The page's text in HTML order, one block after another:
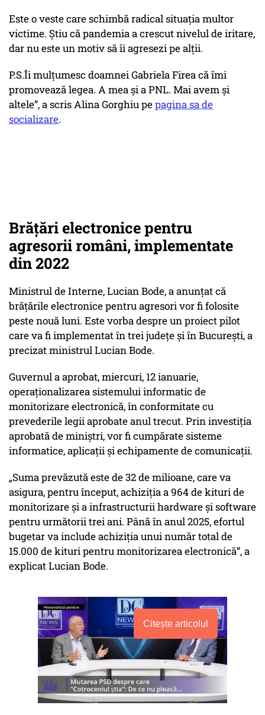
Este o veste care schimbă radical situația multor
victime. Știu că pandemia a crescut nivelul de iritare,
dar nu este un motiv să îi agresezi pe alții.
P.S.Îi mulțumesc doamnei Gabriela Firea că îmi
promovează legea. A mea și a PNL. Mai avem și
altele”, a scris Alina Gorghiu pepagina sa de
socializare.
Brățări electronice pentru
agresorii români, implementate
din 2022
Ministrul de Interne, Lucian Bode, a anunțat că
brățările electronice pentru agresori vor fi folosite
peste nouă luni. Este vorba despre un proiect pilot
care va fi implementat în trei județe și în București, a
precizat ministrul Lucian Bode.
Guvernul a aprobat, miercuri, 12 ianuarie,
operaționalizarea sistemului informatic de
monitorizare electronică, în conformitate cu
prevederile legii aprobate anul trecut. Prin investiția
aprobată de miniștri, vor fi cumpărate sisteme
informatice, aplicații și echipamente de comunicații.
„Suma prevăzută este de 32 de milioane, care va
asigura, pentru început, achiziția a 964 de kituri de
monitorizare și a infrastructurii hardware și software
pentru următorii trei ani. Până în anul 2025, efortul
bugetar va include achiziția unui număr total de
15.000 de kituri pentru monitorizarea electronică”, a
explicat Lucian Bode.
Citește articolul